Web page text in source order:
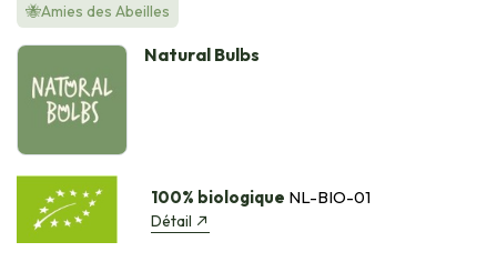
🐝Amies des Abeilles
Natural Bulbs
100% biologique NL-BIO-01
Détail